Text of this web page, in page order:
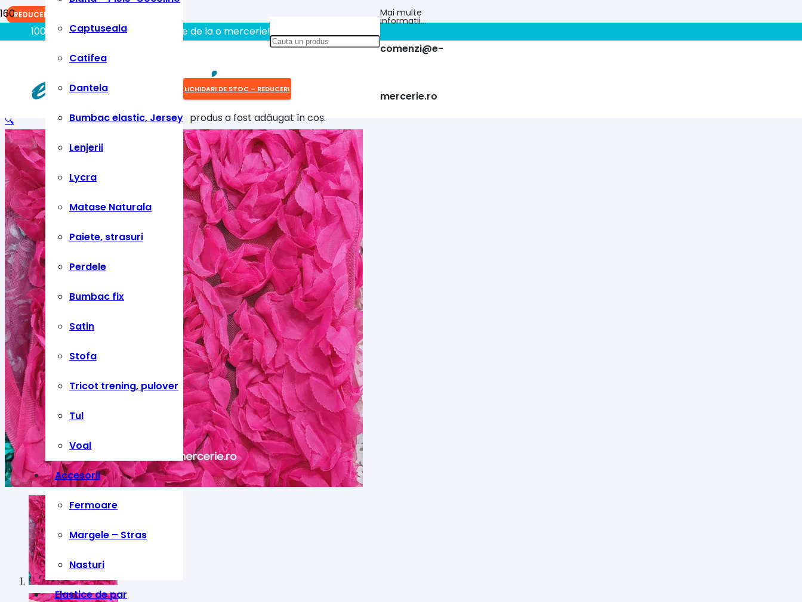
100% aici gasiti tot ce aveti nevoie de la o mercerie!!
Mai multe
informatii…
comenzi@e-
mercerie.ro
Captuseala
Catifea
Dantela
Bumbac elastic, Jersey
Lenjerii
Lycra
Matase Naturala
Paiete, strasuri
Perdele
Bumbac fix
Satin
Stofa
Tricot trening, pulover
Tul
Voal
Accesorii
Fermoare
Margele – Stras
Nasturi
Elastice de par
LICHIDARI DE STOC – REDUCERI
produsa fost adăugat în coș.
🔍
REDUCERI!
REDUCERI!
REDUCERI!